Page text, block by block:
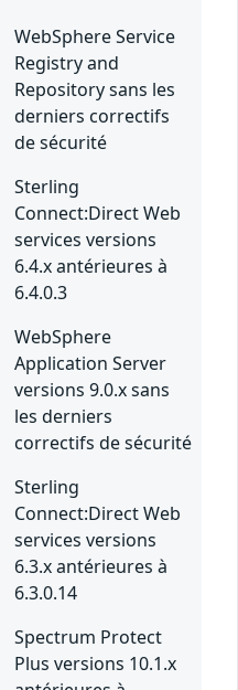
WebSphere Service
Registry and
Repository sans les
derniers correctifs
de sécurité
Sterling
Connect:Direct Web
services versions
6.4.x antérieures à
6.4.0.3
WebSphere
Application Server
versions 9.0.x sans
les derniers
correctifs de sécurité
Sterling
Connect:Direct Web
services versions
6.3.x antérieures à
6.3.0.14
Spectrum Protect
Plus versions 10.1.x